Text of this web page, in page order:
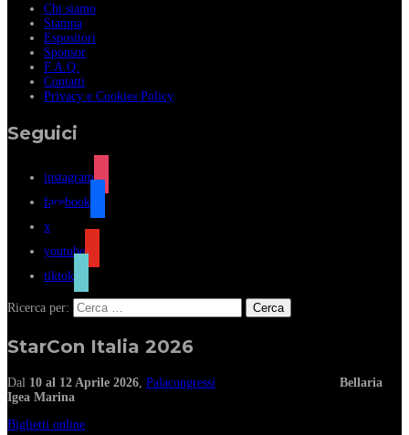
Chi siamo
Stampa
Espositori
Sponsor
F.A.Q.
Contatti
Privacy e Cookies Policy
Seguici
instagram
facebook
x
youtube
tiktok
Ricerca per:
StarCon Italia 2026
Dal 10 al 12 Aprile 2026 Palacongressi
Bellaria
Igea Marina
Biglietti online